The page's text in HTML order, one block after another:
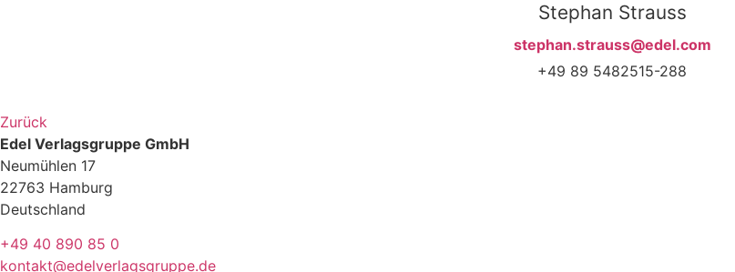
Stephan Strauss
stephan.strauss@edel.com
+49 89 5482515-288
Zurück
Edel Verlagsgruppe GmbH
Neumühlen 17
22763 Hamburg
Deutschland
+49 40 890 85 0
kontakt@edelverlagsgruppe.de